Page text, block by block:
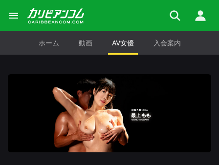
ホーム 動画 AV女優 入会案内